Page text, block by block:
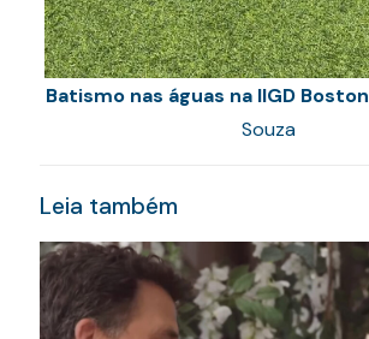
Batismo nas águas na IIGD Boston
Souza
Leia também